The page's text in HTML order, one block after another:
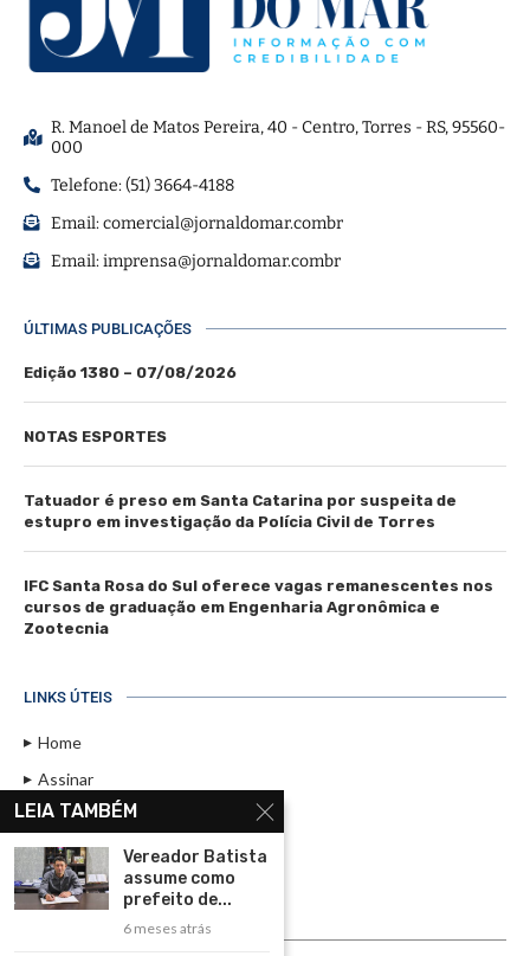
R. Manoel de Matos Pereira, 40 - Centro, Torres - RS, 95560-
000
Telefone: (51) 3664-4188
Email:comercial@jornaldomar.combr
Email:imprensa@jornaldomar.combr
ÚLTIMAS PUBLICAÇÕES
Edição 1380 – 07/08/2026
NOTAS ESPORTES
Tatuador é preso em Santa Catarina por suspeita de
estupro em investigação da Polícia Civil de Torres
IFC Santa Rosa do Sul oferece vagas remanescentes nos
cursos de graduação em Engenharia Agronômica e
Zootecnia
LINKS ÚTEIS
Home
Assinar
Contato
Política de Privacidade
Rádio Maristela - Ao Vivo
LEIA TAMBÉM
Vereador Batista
assume como
prefeito de...
6 meses atrás